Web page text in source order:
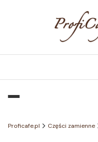
Proficafe.pl Części zamienne